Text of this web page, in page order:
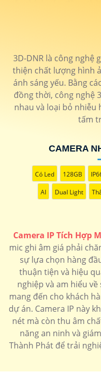
người dùng thấu hiểu
động. Sự kết hợp
cường tính hiệu quả
sản. Đánh thức mọi
này, đồng hành
doanh
3D-DNR là công nghệ
thiện chất lượng hình
ánh sáng yếu. Bằng
đồng thời, công nghệ
nhau và loại bỏ nhiễu
tấm
CAMERA
Có Led 128GB
AI Dual Light
Camera IP Tích Hợp
mic ghi âm giá phải
sự lựa chọn hàng
thuận tiện và hiệu
nghiệp và am hiểu
mang đến cho khách
dự án. Camera IP này
nét mà còn thu âm
năng an ninh và
Thành Phát để trải